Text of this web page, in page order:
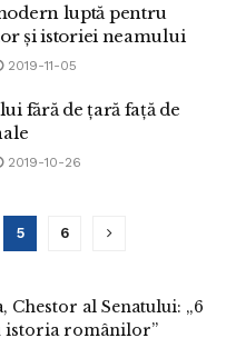
luptă pentru
și istoriei neamului
2019-11-05
fără de țară față de
2019-10-26
5 6
Chestor al Senatului: „6
istoria românilor”